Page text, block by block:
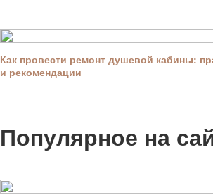
Как провести ремонт душевой кабины:
и рекомендации
Популярное на